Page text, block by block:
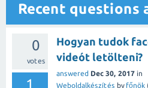
Recent questions
0
votes
1
Hogyan tudok
videót letölteni?
answered Dec 30, 2017 in
Weboldalkészítés by főnök